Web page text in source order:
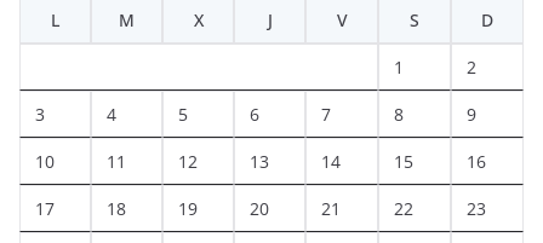
L
M X J V S D
1 2
3 4 5 6 7 8 9
10 11 12 13 14 15 16
17 18 19 20 21 22 23